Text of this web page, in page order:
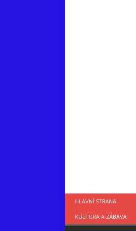
HLAVNÍ STRANA
KULTURA A ZÁBAVA